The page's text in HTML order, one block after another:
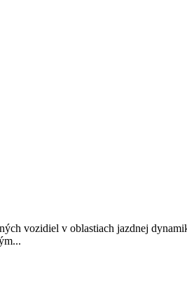
vozidiel v oblastiach jazdnej